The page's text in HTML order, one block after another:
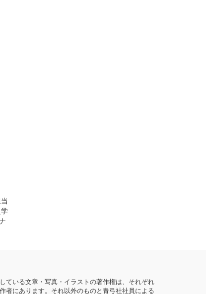
ている文章・写真・イラストの著作権は、それぞれ
者にあります。それ以外のものと青弓社社員による